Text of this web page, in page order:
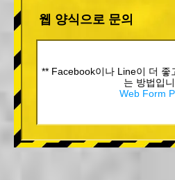
웹 양식으로 문의
** Facebook이나 Line이 더 좋
는 방법입니
Web Form